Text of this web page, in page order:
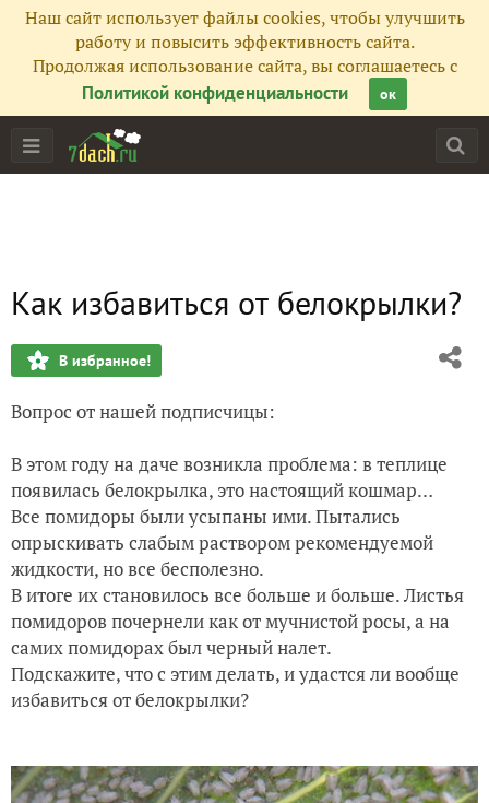
Наш сайт использует файлы cookies, чтобы улучшить
работу и повысить эффективность сайта.
Продолжая использование сайта, вы соглашаетесь с
Политикой конфиденциальности
ок
Как избавиться от белокрылки?
В избранное!
Вопрос от нашей подписчицы:
В этом году на даче возникла проблема: в теплице
появилась белокрылка, это настоящий кошмар…
Все помидоры были усыпаны ими. Пытались
опрыскивать слабым раствором рекомендуемой
жидкости, но все бесполезно.
В итоге их становилось все больше и больше. Листья
помидоров почернели как от мучнистой росы, а на
самих помидорах был черный налет.
Подскажите, что с этим делать, и удастся ли вообще
избавиться от белокрылки?